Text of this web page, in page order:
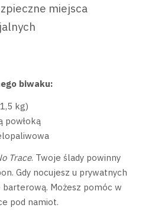
miejsca
biwaku:
kg)
powłoką
Trace. Twoje ślady powinny
Gdy nocujesz u prywatnych
Możesz pomóc w
pod namiot.